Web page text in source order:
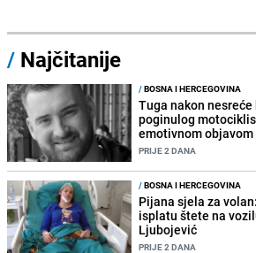
/ Najčitanije
/BOSNA I HERCEGOVINA
Tuga nakon
poginulog
emotivnom objavom
PRIJE 2 DANA
/BOSNA I HERCEGOVINA
Pijana sjela za
isplatu štete na
Ljubojević
PRIJE 2 DANA